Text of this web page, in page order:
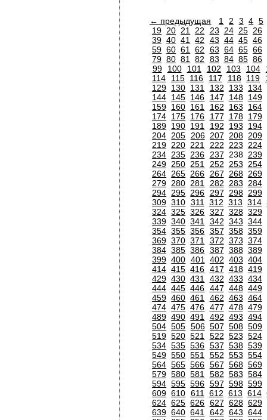
← предыдущая 1 2 3 4 5
19 20 21 22 23 24 25 26
39 40 41 42 43 44 45 46
59 60 61 62 63 64 65 66
79 80 81 82 83 84 85 86
99
100 101 102 103 104
114
115 116 117 118 119
129 130 131 132 133 134
144 145 146 147 148 149
159 160 161 162 163 164
174 175 176 177 178 179
189 190 191 192 193 194
204 205 206 207 208 209
219 220 221 222 223 224
234 235 236 237 238 239
249 250 251 252 253 254
264 265 266 267 268 269
279 280 281 282 283 284
294 295 296 297 298 299
309 310 311 312 313 314
324 325 326 327 328 329
339 340 341 342 343 344
354 355 356 357 358 359
369 370 371 372 373 374
384 385 386 387 388 389
399 400 401 402 403 404
414 415 416 417 418 419
429 430 431 432 433 434
444 445 446 447 448 449
459 460 461 462 463 464
474 475 476 477 478 479
489 490 491 492 493 494
504 505 506 507 508 509
519 520 521 522 523 524
534 535 536 537 538 539
549 550 551 552 553 554
564 565 566 567 568 569
579 580 581 582 583 584
594 595 596 597 598 599
609 610 611 612 613 614
624 625 626 627 628 629
639 640 641 642 643 644